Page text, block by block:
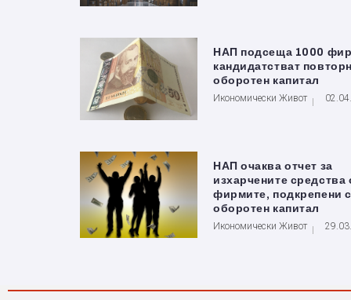
НАП подсеща 1000
кандидатстват
оборотен капитал
Икономически Живот
НАП очаква отчет за
изхарчените средства
фирмите, подкрепени с
оборотен капитал
Икономически Живот